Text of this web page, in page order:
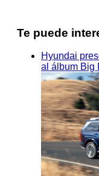
Te puede
Hyundai
al álbum Big